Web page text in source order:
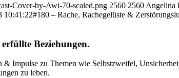
Cover-by-Awi-70-scaled.png 2560 2560 Angelina
10:41:22#180 – Rache, Rachegelüste &
Beziehungen.
Impulse zu Themen wie Selbstzweifel,
zu leben.